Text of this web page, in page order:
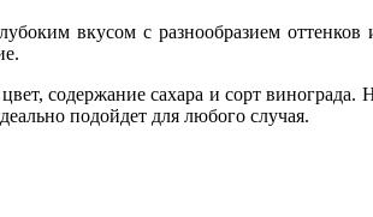
вкусом с разнообразием
содержание сахара и сорт
подойдет для любого случая.